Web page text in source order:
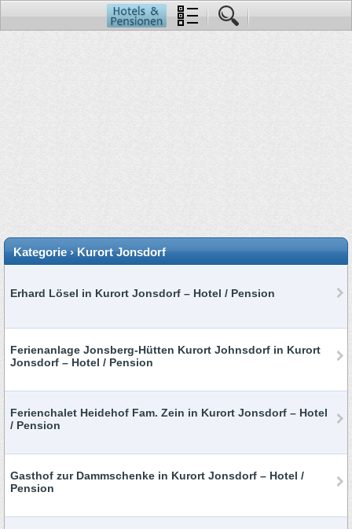
Kategorie › Kurort Jonsdorf
Erhard Lösel in Kurort Jonsdorf – Hotel / Pension
Ferienanlage Jonsberg-Hütten Kurort Johnsdorf in Kurort
Jonsdorf – Hotel / Pension
Ferienchalet Heidehof Fam. Zein in Kurort Jonsdorf – Hotel
/ Pension
Gasthof zur Dammschenke in Kurort Jonsdorf – Hotel /
Pension